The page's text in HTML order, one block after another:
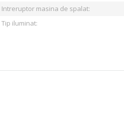
Intreruptor masina de spalat:
Tip iluminat: